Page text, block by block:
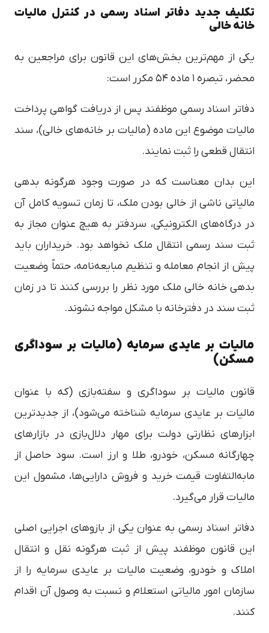
تکلیف جدید دفاتر اسناد رسمی در کنترل مالیات
خانه خالی
یکی از مهم‌ترین بخش‌های این قانون برای مراجعین به
محضر، تبصره ۱ ماده ۵۴ مکرر است:
دفاتر اسناد رسمی موظفند پس از دریافت گواهی پرداخت
مالیات موضوع این ماده (مالیات بر خانه‌های خالی)، سند
انتقال قطعی را ثبت نمایند.
این بدان معناست که در صورت وجود هرگونه بدهی
مالیاتی ناشی از خالی بودن ملک، تا زمان تسویه کامل آن
در درگاه‌های الکترونیکی، سردفتر به هیچ عنوان مجاز به
ثبت سند رسمی انتقال ملک نخواهد بود. خریداران باید
پیش از انجام معامله و تنظیم مبایعه‌نامه، حتماً وضعیت
بدهی خانه خالی ملک مورد نظر را بررسی کنند تا در زمان
ثبت سند در دفترخانه با مشکل مواجه نشوند.
مالیات بر عایدی سرمایه (مالیات بر سوداگری
مسکن)
قانون مالیات بر سوداگری و سفته‌بازی (که با عنوان
مالیات بر عایدی سرمایه شناخته می‌شود)، از جدیدترین
ابزارهای نظارتی دولت برای مهار دلال‌بازی در بازارهای
چهارگانه مسکن، خودرو، طلا و ارز است. سود حاصل از
مابه‌التفاوت قیمت خرید و فروش دارایی‌ها، مشمول این
مالیات قرار می‌گیرد.
دفاتر اسناد رسمی به عنوان یکی از بازوهای اجرایی اصلی
این قانون موظفند پیش از ثبت هرگونه نقل و انتقال
املاک و خودرو، وضعیت مالیات بر عایدی سرمایه را از
سازمان امور مالیاتی استعلام و نسبت به وصول آن اقدام
کنند.